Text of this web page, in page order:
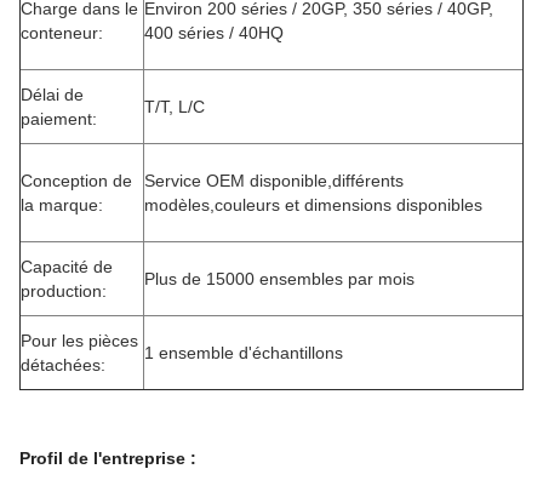
Charge dans le
conteneur:
Environ 200 séries / 20GP, 350 séries / 40GP,
400 séries / 40HQ
Délai de
paiement:
T/T, L/C
Conception de
la marque:
Service OEM disponible,différents
modèles,couleurs et dimensions disponibles
Capacité de
production:
Plus de 15000 ensembles par mois
Pour les pièces
détachées:
1 ensemble d'échantillons
Profil de l'entreprise :